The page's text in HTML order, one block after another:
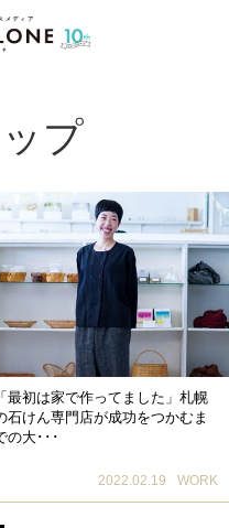
プ
「最初は家で作ってました」札幌
石けん専門店が成功をつかむま
の大･･･
2022.02.19 WORK